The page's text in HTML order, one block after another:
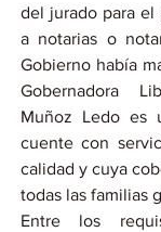
del jurado para el
a notarias o
Gobierno había
Gobernadora
Muñoz Ledo es
cuente con
calidad y cuya
todas las familias
Entre los